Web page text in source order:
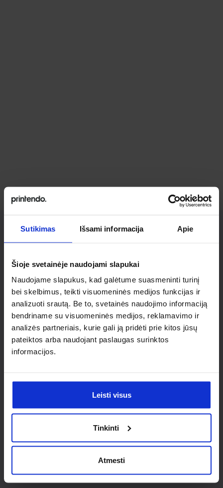
Sutikimas Išsami informacija Apie
Šioje svetainėje naudojami slapukai
Naudojame slapukus, kad galėtume suasmeninti turinį
bei skelbimus, teikti visuomeninės medijos funkcijas ir
analizuoti srautą. Be to, svetainės naudojimo informaciją
bendriname su visuomeninės medijos, reklamavimo ir
analizės partneriais, kurie gali ją pridėti prie kitos jūsų
pateiktos arba naudojant paslaugas surinktos
informacijos.
Leisti visus
Tinkinti
Atmesti
Ieškai
individualaus
sprendimo?
Susisiek su mumis dėl
nestandartinio produkto aptarimo.